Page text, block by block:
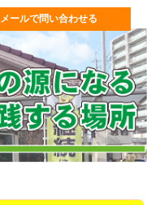
メールで問い合わせる